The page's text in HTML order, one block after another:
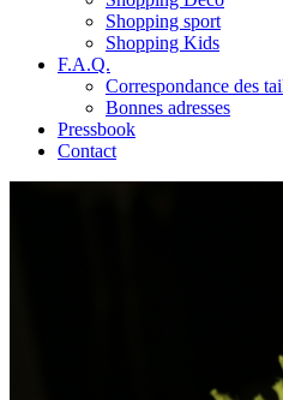
Shopping sport
Shopping Kids
F.A.Q.
Correspondance des
Bonnes adresses
Pressbook
Contact